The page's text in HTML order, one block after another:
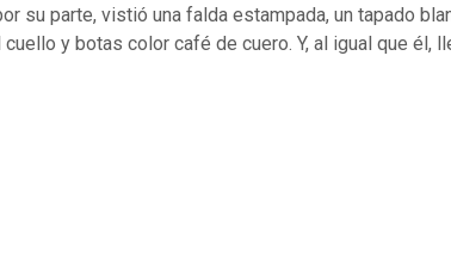
su parte, vistió una falda estampada, un tapado
y botas color café de cuero. Y, al igual que él,